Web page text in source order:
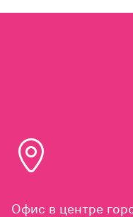
Офис в центре